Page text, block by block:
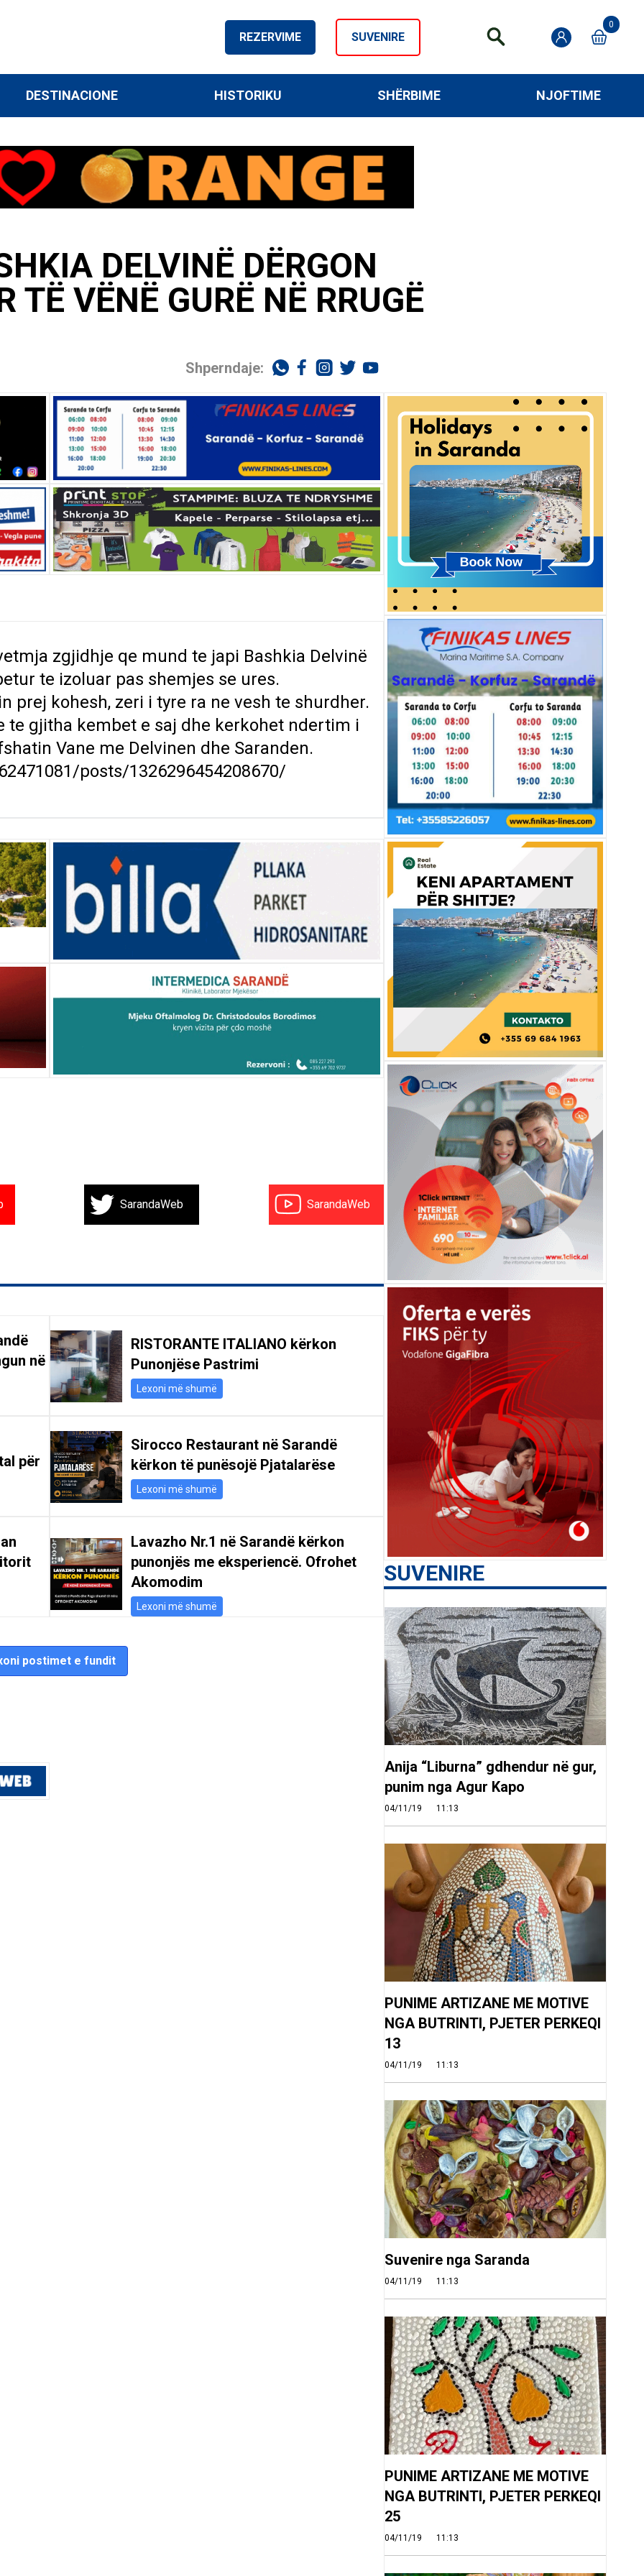
REZERVIME SUVENIRE
0
DESTINACIONE HISTORIKU SHËRBIME NJOFTIME
DELVINË DËRGON
TË VËNË GURË NË RRUGË
Shperndaje:
zgjidhje qe mund te japi Bashkia Delvinë
te izoluar pas shemjes se ures.
prej kohesh, zeri i tyre ra ne vesh te shurdher.
gjitha kembet e saj dhe kerkohet ndertim i
Vane me Delvinen dhe Saranden.
posts/1326296454208670/
SarandaWeb SarandaWeb
në
RISTORANTE ITALIANO kërkon
Punonjëse Pastrimi
Lexoni më shumë
për
Sirocco Restaurant në Sarandë
kërkon të punësojë Pjatalarëse
Lexoni më shumë
Lavazho Nr.1 në Sarandë kërkon
punonjës me eksperiencë. Ofrohet
Akomodim
Lexoni më shumë
postimet e fundit
SUVENIRE
Anija “Liburna” gdhendur në gur,
punim nga Agur Kapo
04/11/19 11:13
PUNIME ARTIZANE ME MOTIVE
NGA BUTRINTI, PJETER PERKEQI
13
04/11/19 11:13
Suvenire nga Saranda
04/11/19 11:13
PUNIME ARTIZANE ME MOTIVE
NGA BUTRINTI, PJETER PERKEQI
25
04/11/19 11:13